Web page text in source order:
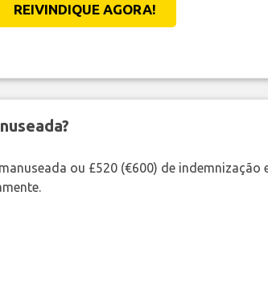
REIVINDIQUE AGORA!
ou £520 (€600) de